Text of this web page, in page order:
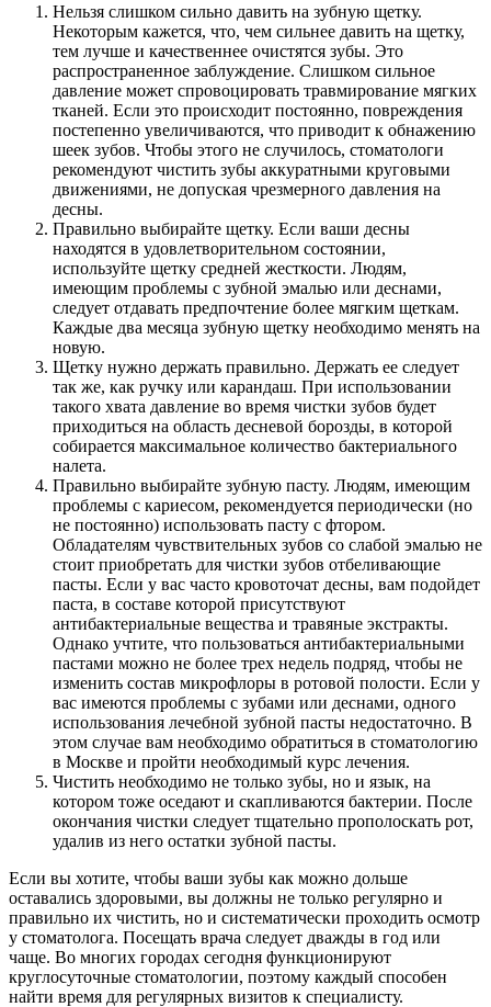
Нельзя слишком сильно давить на зубную щетку.
Некоторым кажется, что, чем сильнее давить на щетку,
тем лучше и качественнее очистятся зубы. Это
распространенное заблуждение. Слишком сильное
давление может спровоцировать травмирование мягких
тканей. Если это происходит постоянно, повреждения
постепенно увеличиваются, что приводит к обнажению
шеек зубов. Чтобы этого не случилось, стоматологи
рекомендуют чистить зубы аккуратными круговыми
движениями, не допуская чрезмерного давления на
десны.
Правильно выбирайте щетку. Если ваши десны
находятся в удовлетворительном состоянии,
используйте щетку средней жесткости. Людям,
имеющим проблемы с зубной эмалью или деснами,
следует отдавать предпочтение более мягким щеткам.
Каждые два месяца зубную щетку необходимо менять на
новую.
Щетку нужно держать правильно. Держать ее следует
так же, как ручку или карандаш. При использовании
такого хвата давление во время чистки зубов будет
приходиться на область десневой борозды, в которой
собирается максимальное количество бактериального
налета.
Правильно выбирайте зубную пасту. Людям, имеющим
проблемы с кариесом, рекомендуется периодически (но
не постоянно) использовать пасту с фтором.
Обладателям чувствительных зубов со слабой эмалью не
стоит приобретать для чистки зубов отбеливающие
пасты. Если у вас часто кровоточат десны, вам подойдет
паста, в составе которой присутствуют
антибактериальные вещества и травяные экстракты.
Однако учтите, что пользоваться антибактериальными
пастами можно не более трех недель подряд, чтобы не
изменить состав микрофлоры в ротовой полости. Если у
вас имеются проблемы с зубами или деснами, одного
использования лечебной зубной пасты недостаточно. В
этом случае вам необходимо обратиться в стоматологию
в Москве и пройти необходимый курс лечения.
Чистить необходимо не только зубы, но и язык, на
котором тоже оседают и скапливаются бактерии. После
окончания чистки следует тщательно прополоскать рот,
удалив из него остатки зубной пасты.
Если вы хотите, чтобы ваши зубы как можно дольше
оставались здоровыми, вы должны не только регулярно и
правильно их чистить, но и систематически проходить осмотр
у стоматолога. Посещать врача следует дважды в год или
чаще. Во многих городах сегодня функционируют
круглосуточные стоматологии, поэтому каждый способен
найти время для регулярных визитов к специалисту.